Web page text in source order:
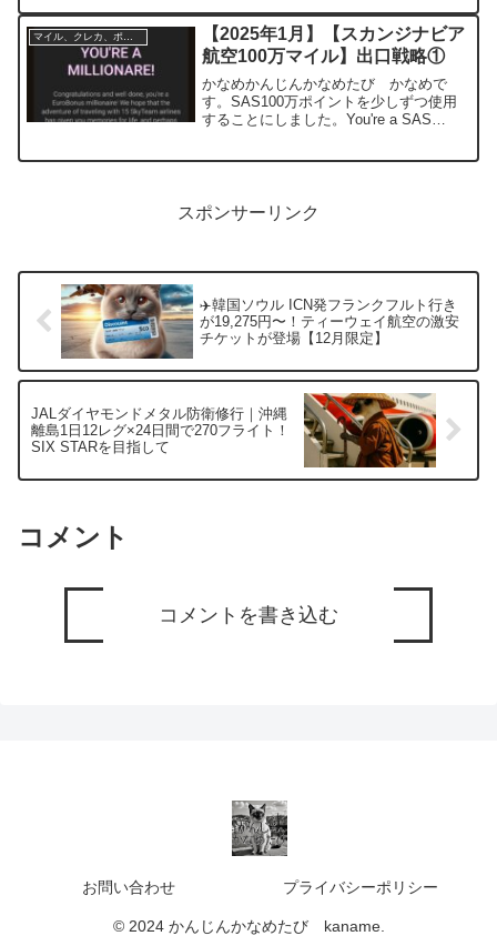
タス「ダイヤモンドメタル」。この称号
を得るた...
マイル、クレカ、ポイ活
【2025年1月】【スカンジナビア
航空100万マイル】出口戦略①
かなめかんじんかなめたび かなめで
す。SAS100万ポイントを少しずつ使用
することにしました。You're a SAS
スポンサーリンク
✈️韓国ソウル ICN発フランクフルト行き
が19,275円〜！ティーウェイ航空の激安
チケットが登場【12月限定】
JALダイヤモンドメタル防衛修行｜沖縄
離島1日12レグ×24日間で270フライト！
SIX STARを目指して
コメント
コメントを書き込む
お問い合わせ プライバシーポリシー
© 2024 かんじんかなめたび kaname.